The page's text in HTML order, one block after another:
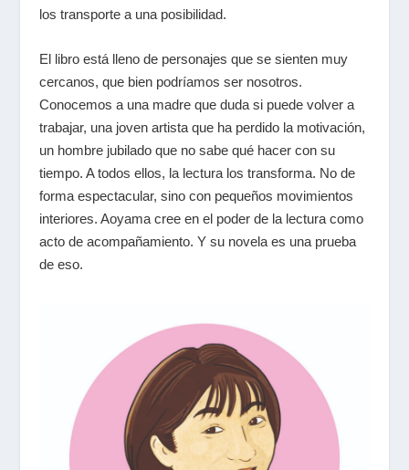
los transporte a una posibilidad.
El libro está lleno de personajes que se sienten muy
cercanos, que bien podríamos ser nosotros.
Conocemos a una madre que duda si puede volver a
trabajar, una joven artista que ha perdido la motivación,
un hombre jubilado que no sabe qué hacer con su
tiempo. A todos ellos, la lectura los transforma. No de
forma espectacular, sino con pequeños movimientos
interiores. Aoyama cree en el poder de la lectura como
acto de acompañamiento. Y su novela es una prueba
de eso.